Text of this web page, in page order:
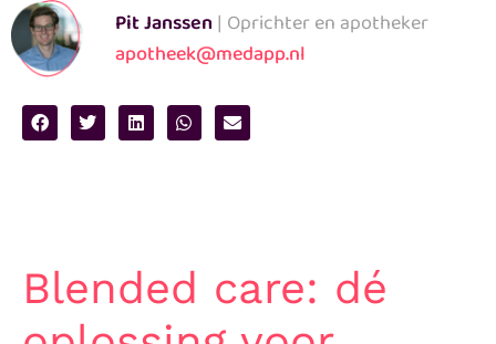
Pit Janssen | Oprichter en apotheker
apotheek@medapp.nl
Blended care: dé